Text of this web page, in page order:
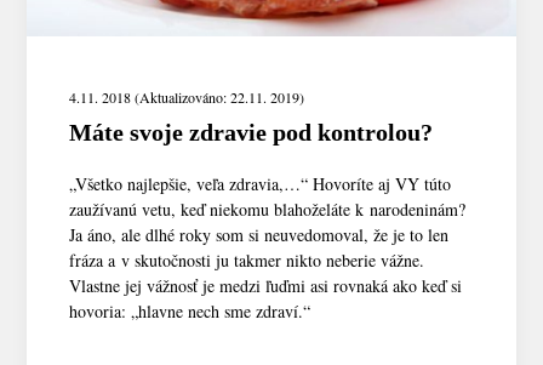
4.11. 2018 (Aktualizováno: 22.11. 2019)
Máte svoje zdravie pod kontrolou?
„Všetko najlepšie, veľa zdravia,…“ Hovoríte aj VY túto
zaužívanú vetu, keď niekomu blahoželáte k narodeninám?
Ja áno, ale dlhé roky som si neuvedomoval, že je to len
fráza a v skutočnosti ju takmer nikto neberie vážne.
Vlastne jej vážnosť je medzi ľuďmi asi rovnaká ako keď si
hovoria: „hlavne nech sme zdraví.“